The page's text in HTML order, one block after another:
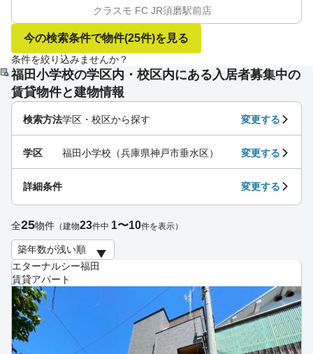
クラスモ FC JR須磨駅前店
今の検索条件で物件(25件)を見る
条件を絞り込みませんか？
福田小学校の学区内・校区内にある入居者募集中の
賃貸物件と建物情報
エターナルシー福田
賃貸アパート
検索方法学区・校区から探す 変更する
学区 福田小学校（兵庫県神戸市垂水区） 変更する
詳細条件 変更する
全25物件 （建物23件中 1〜10件を表示）